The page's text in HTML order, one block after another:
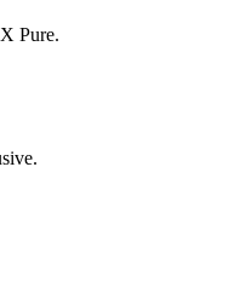
Pure.